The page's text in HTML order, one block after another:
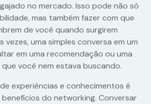
no mercado. Isso pode não só
mas também fazer com que
de você quando surgirem
vezes, uma simples conversa em um
em uma recomendação ou uma
você nem estava buscando.
experiências e conhecimentos é
do networking. Conversar